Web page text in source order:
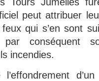
peut attribuer
qui s’en sont
conséquent
incendies.